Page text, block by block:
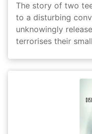
The story of two
to a disturbing
unknowingly
terrorises their